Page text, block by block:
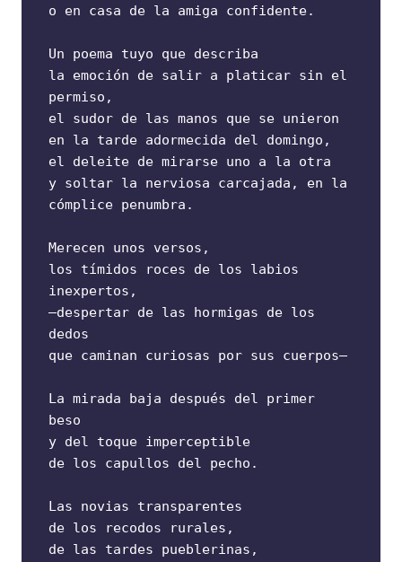
o en casa de la amiga confidente.
Un poema tuyo que describa
la emoción de salir a platicar sin el
permiso,
el sudor de las manos que se unieron
en la tarde adormecida del domingo,
el deleite de mirarse uno a la otra
​y soltar la nerviosa carcajada, en la
cómplice penumbra.
Merecen unos versos,
los tímidos roces de los labios
inexpertos,
–despertar de las hormigas de los
dedos
que caminan curiosas por sus cuerpos–
La mirada baja después del primer
beso
y del toque imperceptible
de los capullos del pecho.
Las novias transparentes
de los recodos rurales,
de las tardes pueblerinas,